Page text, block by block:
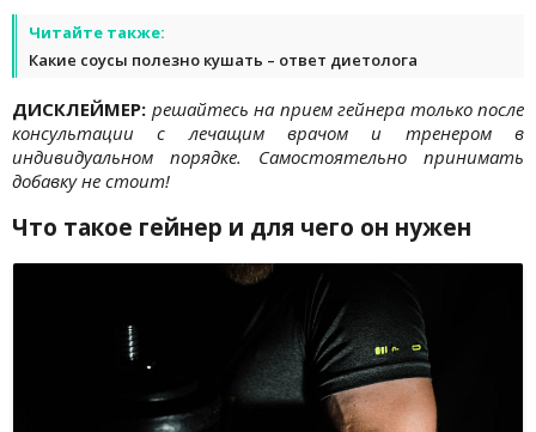
Читайте также:
Какие соусы полезно кушать – ответ диетолога
ДИСКЛЕЙМЕР: решайтесь на прием гейнера только после
консультации с лечащим врачом и тренером в
индивидуальном порядке. Самостоятельно принимать
добавку не стоит!
Что такое гейнер и для чего он нужен